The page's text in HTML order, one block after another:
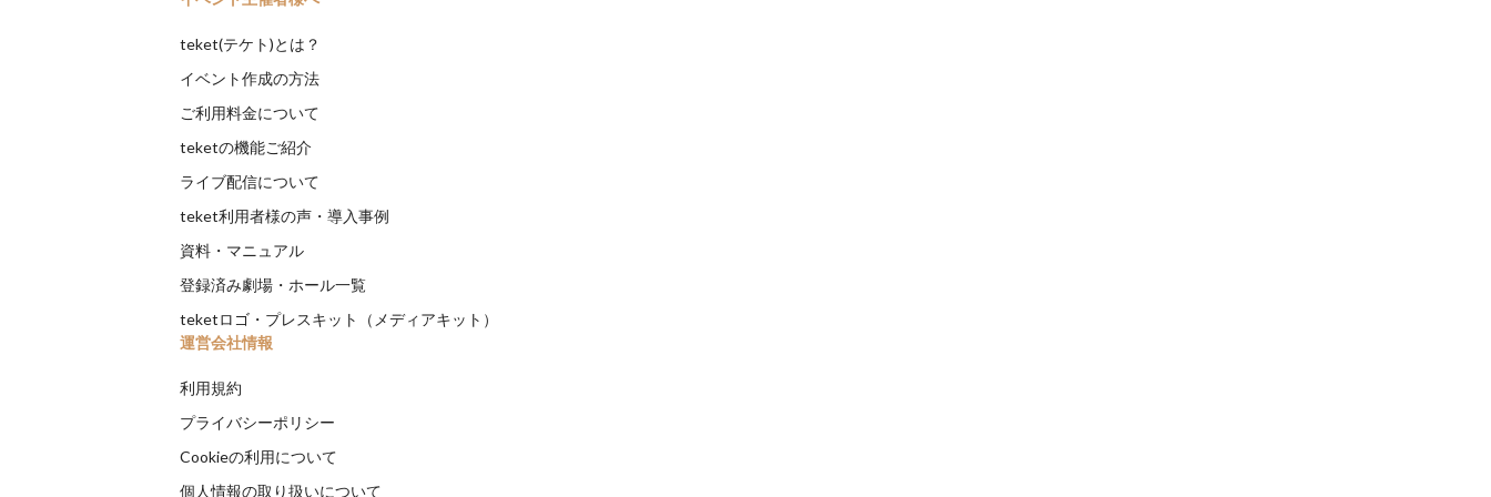
teket(テケト)とは？
イベント作成の方法
ご利用料金について
teketの機能ご紹介
ライブ配信について
teket利用者様の声・導入事例
資料・マニュアル
登録済み劇場・ホール一覧
teketロゴ・プレスキット（メディアキット）
運営会社情報
利用規約
プライバシーポリシー
Cookieの利用について
個人情報の取り扱いについて